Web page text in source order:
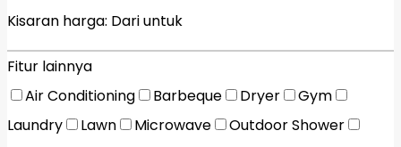
Kisaran harga: Dariuntuk
Fitur lainnya
Air Conditioning
Barbeque Dryer
Gym
Laundry
Lawn Microwave
Outdoor Shower